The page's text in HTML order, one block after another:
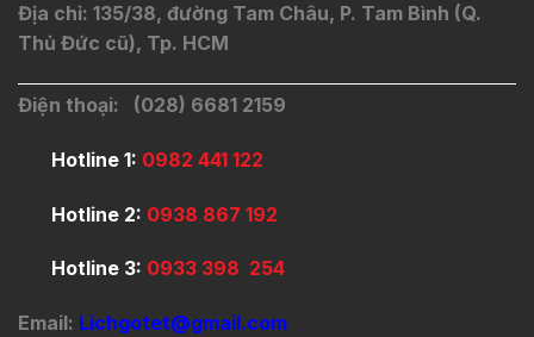
Địa chỉ: 135/38, đường Tam Châu, P. Tam Bình (Q.
Thủ Đức cũ), Tp. HCM
Điện thoại: (028) 6681 2159
Hotline 1: 0982 441 122
Hotline 2: 0938 867 192
Hotline 3: 0933 398 254
Email: Lichgotet@gmail.com